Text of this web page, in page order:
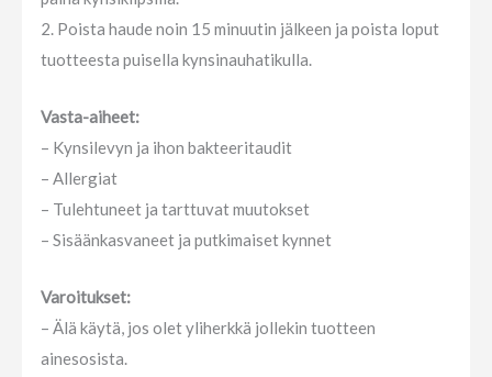
2. Poista haude noin 15 minuutin jälkeen ja poista loput
tuotteesta puisella kynsinauhatikulla.
Vasta-aiheet:
– Kynsilevyn ja ihon bakteeritaudit
– Allergiat
– Tulehtuneet ja tarttuvat muutokset
– Sisäänkasvaneet ja putkimaiset kynnet
Varoitukset:
– Älä käytä, jos olet yliherkkä jollekin tuotteen
ainesosista.